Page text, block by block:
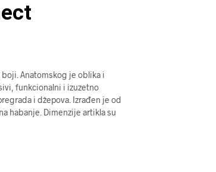
Anatomskog je oblika i
funkcionalni i izuzetno
i džepova. Izrađen je od
habanje. Dimenzije artikla su